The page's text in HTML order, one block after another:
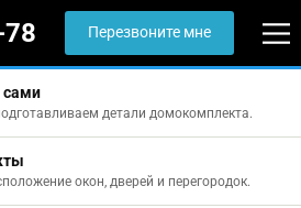
Перезвоните мне
сами
детали домокомплекта.
окон, дверей и перегородок.